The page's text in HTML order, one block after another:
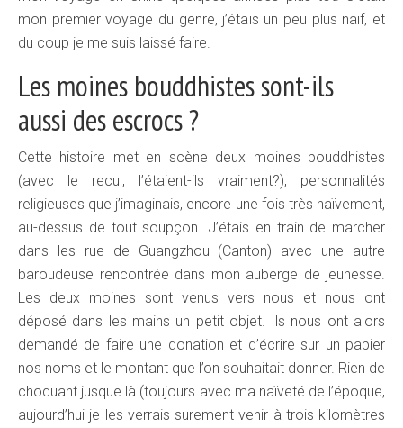
mon premier voyage du genre, j’étais un peu plus naïf, et
du coup je me suis laissé faire.
Les moines bouddhistes sont-ils
aussi des escrocs ?
Cette histoire met en scène deux moines bouddhistes
(avec le recul, l’étaient-ils vraiment?), personnalités
religieuses que j’imaginais, encore une fois très naïvement,
au-dessus de tout soupçon. J’étais en train de marcher
dans les rue de Guangzhou (Canton) avec une autre
baroudeuse rencontrée dans mon auberge de jeunesse.
Les deux moines sont venus vers nous et nous ont
déposé dans les mains un petit objet. Ils nous ont alors
demandé de faire une donation et d’écrire sur un papier
nos noms et le montant que l’on souhaitait donner. Rien de
choquant jusque là (toujours avec ma naïveté de l’époque,
aujourd’hui je les verrais surement venir à trois kilomètres